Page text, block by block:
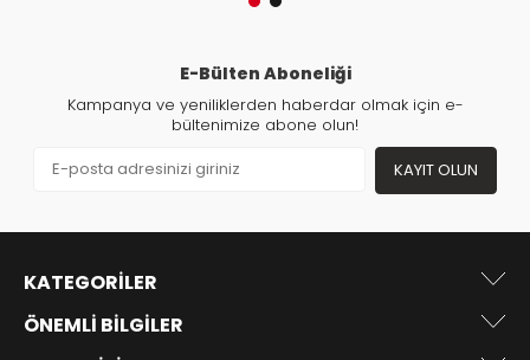
E-Bülten Aboneliği
Kampanya ve yeniliklerden haberdar olmak için e-
bültenimize abone olun!
KAYIT OLUN
KATEGORILER
ÖNEMLI BILGILER